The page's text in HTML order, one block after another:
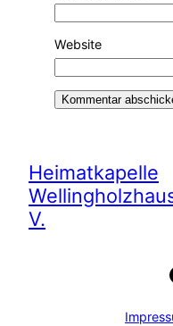
Website
Heimatkapelle
V.